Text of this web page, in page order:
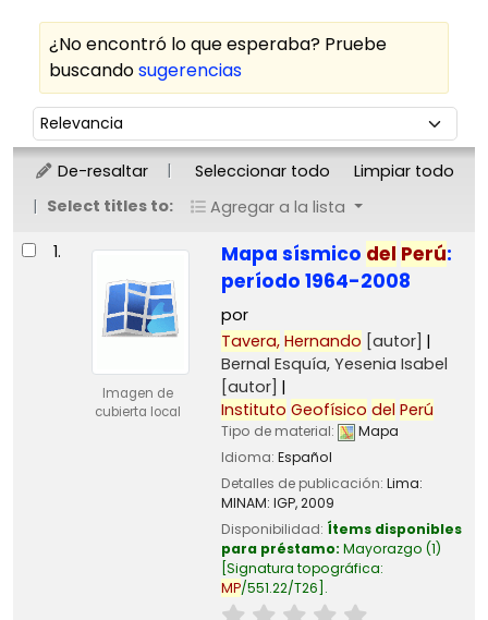
¿No encontró lo que esperaba? Pruebe
buscandosugerencias
Ordenar
Ordenar por:
De-resaltar Seleccionar todo
Limpiar todo
Select titles to:
Agregar a la lista
Resultados
1.
Imagen de
cubierta local
Mapa sísmico del Perú:
período 1964-2008
por
Tavera, Hernando [autor]
Bernal Esquía, Yesenia Isabel
[autor]
Instituto Geofísico del Perú
Tipo de material:
Mapa
Idioma: Español
Detalles de publicación: Lima:
MINAM: IGP,2009
Disponibilidad: Ítems disponibles
para préstamo: Mayorazgo (1)
Signatura topográfica:
MP/551.22/T26 .